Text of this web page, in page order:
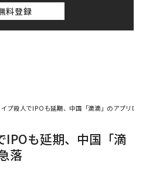
料登録
プ殺人でIPOも延期、中国「滴滴」のアプリDL
IPOも延期、中国「滴
落